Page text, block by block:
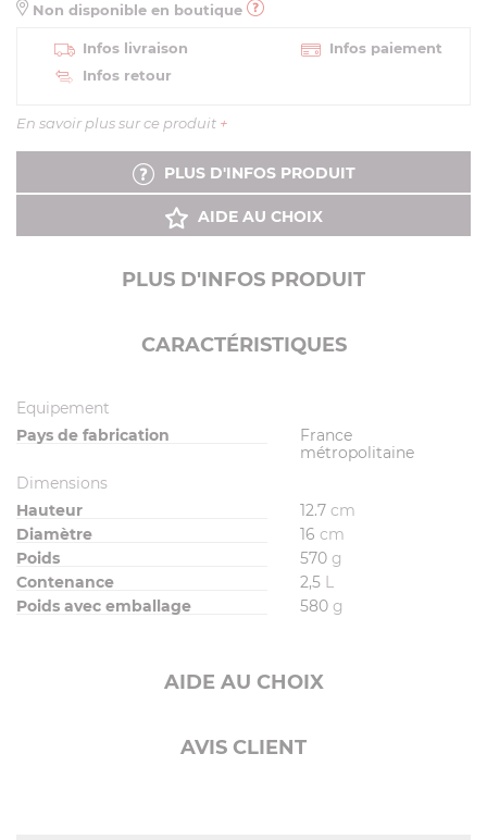
Non disponible en boutique
Infos livraison
Infos paiement
Infos retour
En savoir plus sur ce produit +
PLUS D'INFOS PRODUIT
AIDE AU CHOIX
PLUS D'INFOS PRODUIT
CARACTÉRISTIQUES
Equipement
Pays de fabrication
France
métropolitaine
Dimensions
Hauteur
12.7 cm
Diamètre
16 cm
Poids
570 g
Contenance
2,5 L
Poids avec emballage
580 g
AIDE AU CHOIX
AVIS CLIENT